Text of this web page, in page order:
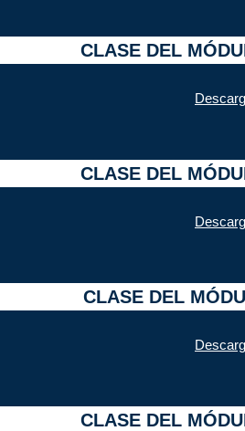
CLASE DEL
CLASE DEL
CLASE DEL
CLASE DEL